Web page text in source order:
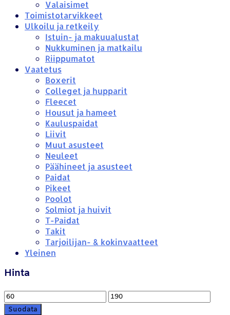
Valaisimet
Toimistotarvikkeet
Ulkoilu ja retkeily
Istuin- ja makuualustat
Nukkuminen ja matkailu
Riippumatot
Vaatetus
Boxerit
Colleget ja hupparit
Fleecet
Housut ja hameet
Kauluspaidat
Liivit
Muut asusteet
Neuleet
Päähineet ja asusteet
Paidat
Pikeet
Poolot
Solmiot ja huivit
T-Paidat
Takit
Tarjoilijan- & kokinvaatteet
Yleinen
Hinta
Suodata